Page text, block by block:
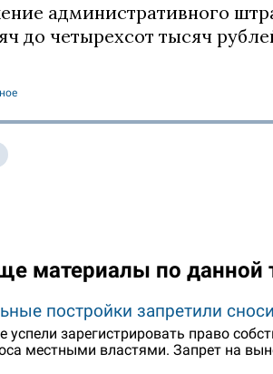
административного
до четырехсот тысяч
материалы по данной
постройки запретили
успели зарегистрировать право
местными властями. Запрет на